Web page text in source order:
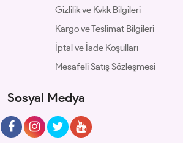
Gizlilik ve Kvkk Bilgileri
Kargo ve Teslimat Bilgileri
İptal ve İade Koşulları
Mesafeli Satış Sözleşmesi
Sosyal Medya